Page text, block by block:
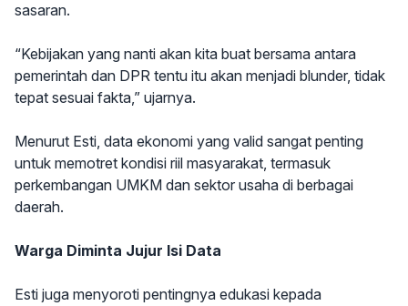
sasaran.
“Kebijakan yang nanti akan kita buat bersama antara
pemerintah dan DPR tentu itu akan menjadi blunder, tidak
tepat sesuai fakta,” ujarnya.
Menurut Esti, data ekonomi yang valid sangat penting
untuk memotret kondisi riil masyarakat, termasuk
perkembangan UMKM dan sektor usaha di berbagai
daerah.
Warga Diminta Jujur Isi Data
Esti juga menyoroti pentingnya edukasi kepada